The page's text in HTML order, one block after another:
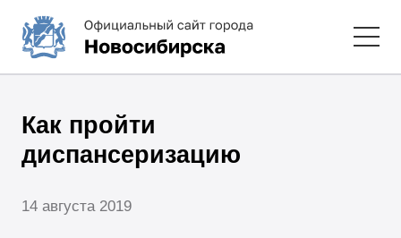
Как пройти
диспансеризацию
14 августа 2019